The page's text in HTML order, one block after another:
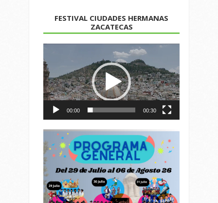
FESTIVAL CIUDADES HERMANAS
ZACATECAS
de
vídeo
00:00 00:30